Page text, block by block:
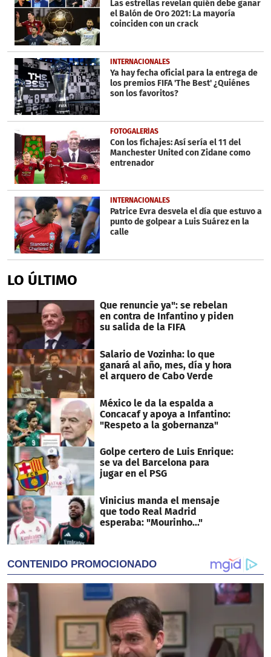
26
seconds
Las estrellas revelan quién debe ganar
el Balón de Oro 2021: La mayoría
coinciden con un crack
INTERNACIONALES
Ya hay fecha oficial para la entrega de
los premios FIFA 'The Best' ¿Quiénes
son los favoritos?
FOTOGALERÍAS
Con los fichajes: Así sería el 11 del
Manchester United con Zidane como
entrenador
INTERNACIONALES
Patrice Evra desvela el día que estuvo a
punto de golpear a Luis Suárez en la
calle
LO ÚLTIMO
Que renuncie ya": se rebelan
en contra de Infantino y piden
su salida de la FIFA
Salario de Vozinha: lo que
ganará al año, mes, día y hora
el arquero de Cabo Verde
México le da la espalda a
Concacaf y apoya a Infantino:
"Respeto a la gobernanza"
Golpe certero de Luis Enrique:
se va del Barcelona para
jugar en el PSG
Vinicius manda el mensaje
que todo Real Madrid
esperaba: "Mourinho..."